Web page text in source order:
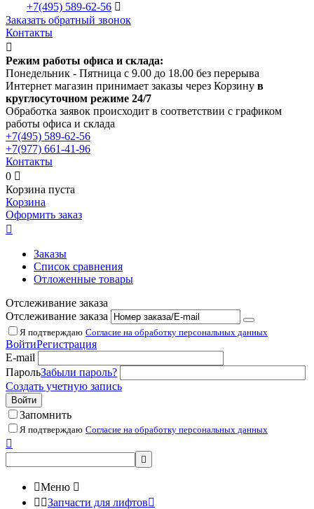
+7(495) 589-62-56 
Заказать обратный звонок
Контакты

Режим работы офиса и склада:
Понедельник - Пятница с 9.00 до 18.00 без перерыва
Интернет магазин принимает заказы через Корзину в
круглосуточном режиме 24/7
Обработка заявок происходит в соответствии с графиком
работы офиса и склада
+7(495) 589-62-56
+7(977) 661-41-96
Контакты
0 
Корзина пуста
Корзина
Оформить заказ

Заказы
Список сравнения
Отложенные товары
Отслеживание заказа
Отслеживание заказа
Я подтверждаю Согласие на обработку персональных данных
ВойтиРегистрация
E-mail
ПарольЗабыли пароль?
Создать учетную запись
Войти
Запомнить
Я подтверждаю Согласие на обработку персональных данных


Меню 
 Запчасти для лифтов